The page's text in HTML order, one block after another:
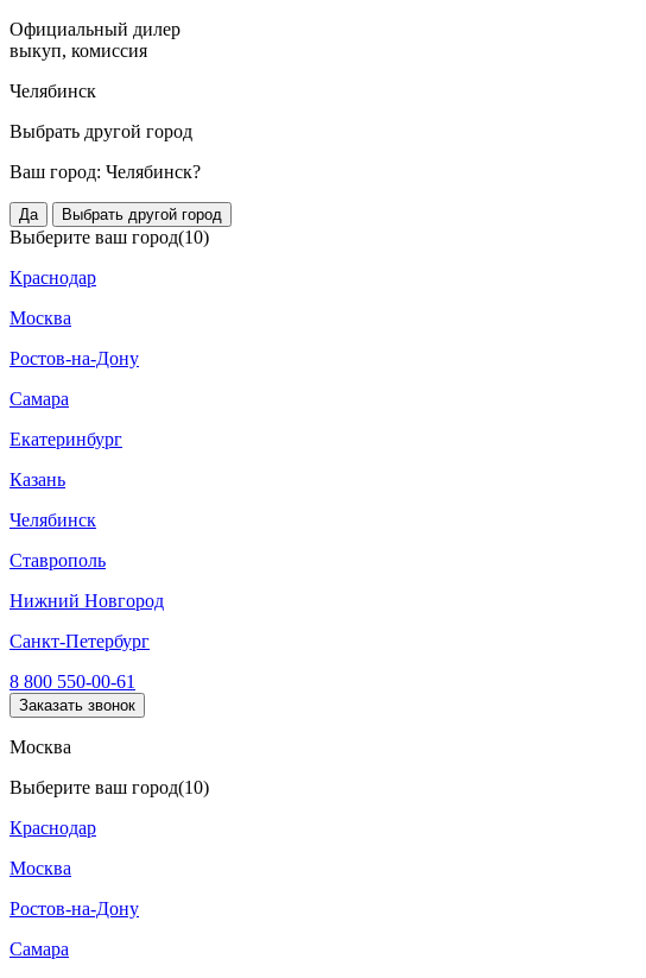
Официальный дилер
выкуп, комиссия
Челябинск
Выбрать другой город
Ваш город: Челябинск?
Да Выбрать другой город
Выберите ваш город(10)
Краснодар
Москва
Ростов-на-Дону
Самара
Екатеринбург
Казань
Челябинск
Ставрополь
Нижний Новгород
Санкт-Петербург
8 800 550-00-61
Заказать звонок
Москва
Выберите ваш город(10)
Краснодар
Москва
Ростов-на-Дону
Самара